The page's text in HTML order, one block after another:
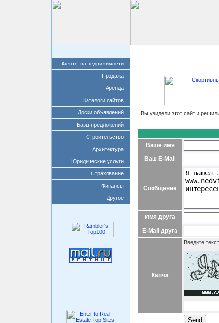
Агентства недвижимости
Продажа
Аренда
Каталоги сайтов
Доски объявлений
Базы предложений
Строительство
Архитектура
Юридические услуги
Страхование
Финансы
Другое
Вы увидели этот сайт и
Ваше имя
Ваш E-Mail
Сообщение
Имя друга
E-Mail друга
Капча
Введите